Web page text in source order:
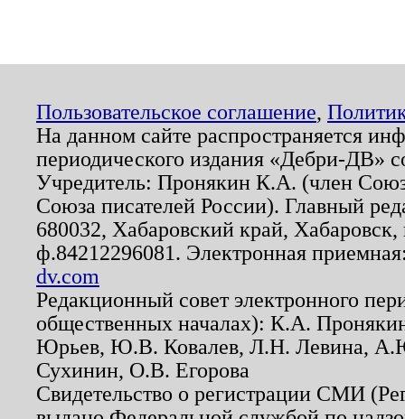
Пользовательское соглашение,
На данном сайте распространяется
периодического издания «Дебри-ДВ»
Учредитель: Пронякин К.А. (член
Союза писателей России). Главный
680032, Хабаровский край,
ф.84212296081. Электронная
dv.com
Редакционный совет электронного
общественных началах): К.А.
Юрьев, Ю.В. Ковалев, Л.Н. Левина,
Сухинин, О.В. Егорова
Свидетельство о регистрации СМИ